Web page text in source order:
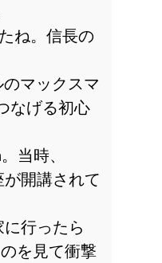
。信長の
ックスマ
なげる初心
。当時、
が開講されて
ったら
を見て衝撃